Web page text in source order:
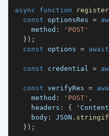
async function
const optionsRes =
    method
:
'POST'
} ) ;
const options = await
const credential =
const verifyRes =
    method
: 'POST' ,
    headers
: {
    body
: JSON .
} ) ;